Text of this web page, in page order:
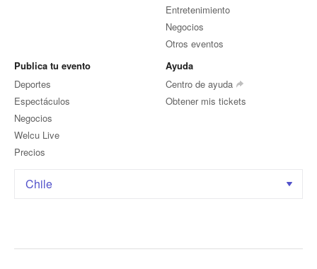
Entretenimiento
Negocios
Otros eventos
Publica tu evento
Deportes
Espectáculos
Negocios
Welcu Live
Precios
Ayuda
Centro de ayuda
Obtener mis tickets
Chile